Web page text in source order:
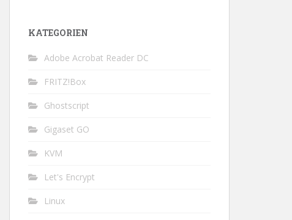
KATEGORIEN
Adobe Acrobat Reader DC
FRITZ!Box
Ghostscript
Gigaset GO
KVM
Let's Encrypt
Linux